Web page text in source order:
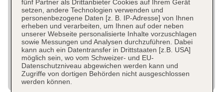
fünf Partner als Drittanbieter Cookies auf Ihrem Gerät
setzen, andere Technologien verwenden und
personenbezogene Daten [z. B. IP-Adresse] von Ihnen
erheben und verarbeiten, um Ihnen auf oder neben
unserer Webseite personalisierte Inhalte vorzuschlagen
sowie Messungen und Analysen durchzuführen. Dabei
kann auch ein Datentransfer in Drittstaaten [z.B. USA]
möglich sein, wo vom Schweizer- und EU-
Datenschutzniveau abgewichen werden kann und
Zugriffe von dortigen Behörden nicht ausgeschlossen
werden können.